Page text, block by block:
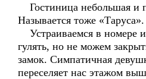
Гостиница небольшая и
Называется тоже «Таруса».
Устраиваемся в номере
гулять, но не можем
замок. Симпатичная
переселяет нас этажом